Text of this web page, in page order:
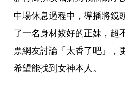
中場休息過程中，導播將鏡
了一名身材姣好的正妹，超
票網友討論「太香了吧」，
希望能找到女神本人。